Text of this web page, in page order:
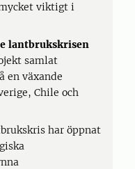
viktigt i
lantbrukskrisen
samlat
en växande
Chile och
har öppnat